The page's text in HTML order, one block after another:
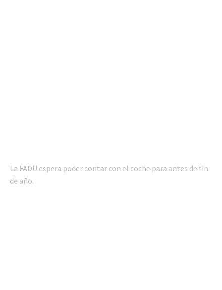
La FADU espera poder contar con el coche para antes de fin
de año.